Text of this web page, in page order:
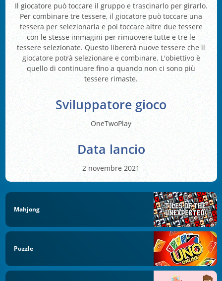
Il giocatore può toccare il gruppo e trascinarlo per girarlo.
Per combinare tre tessere, il giocatore può toccare una
tessera per selezionarla e poi toccare altre due tessere
con le stesse immagini per rimuovere tutte e tre le
tessere selezionate. Questo libererà nuove tessere che il
giocatore potrà selezionare e combinare. L'obiettivo è
quello di continuare fino a quando non ci sono più
tessere rimaste.
Sviluppatore gioco
OneTwoPlay
Data lancio
2 novembre 2021
Mahjong
Puzzle